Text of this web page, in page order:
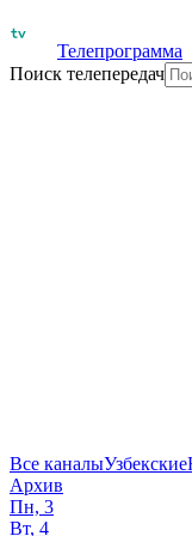
Телепрограмма
Поиск телепередач
Все каналыУзбекские
Архив
Пн, 3
Вт, 4